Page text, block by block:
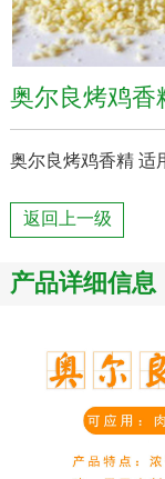
奥尔良烤鸡香
奥尔良烤鸡香精 适
返回上一级
产品详细信息